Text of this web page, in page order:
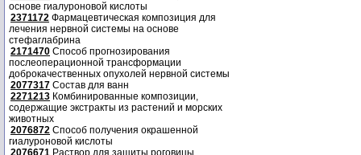
основе гиалуроновой кислоты
2371172 Фармацевтическая композиция для
лечения нервной системы на основе
стефаглабрина
2171470 Способ прогнозирования
послеоперационной трансформации
доброкачественных опухолей нервной системы
2077317 Состав для ванн
2271213 Комбинированные композиции,
содержащие экстракты из растений и морских
животных
2076872 Способ получения окрашенной
гиалуроновой кислоты
2076671 Раствор для защиты роговицы